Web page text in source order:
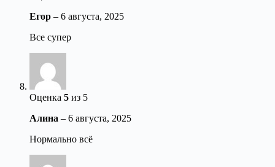
Егор – 6 августа, 2025
Все супер
Оценка 5 из 5
Алина – 6 августа, 2025
Нормально всё